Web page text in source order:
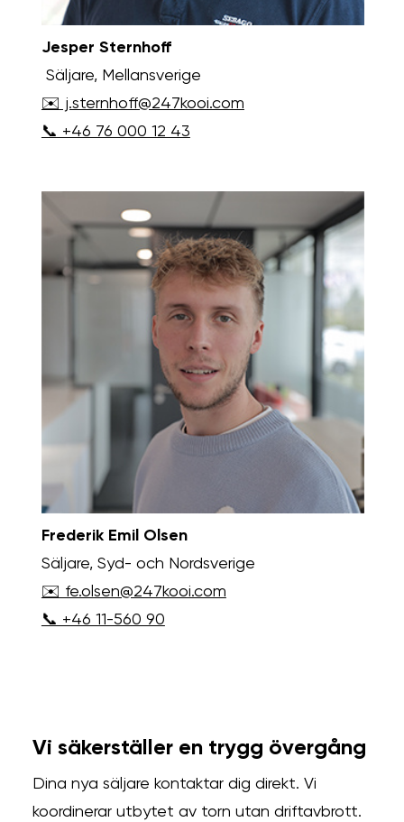
Jesper Sternhoff
Säljare, Mellansverige
✉️ j.sternhoff@247kooi.com
📞 +46 76 000 12 43
Frederik Emil Olsen
Säljare, Syd- och Nordsverige
✉️ fe.olsen@247kooi.com
📞 +46 11-560 90
Vi säkerställer en trygg övergång
Dina nya säljare kontaktar dig direkt. Vi
koordinerar utbytet av torn utan driftavbrott.